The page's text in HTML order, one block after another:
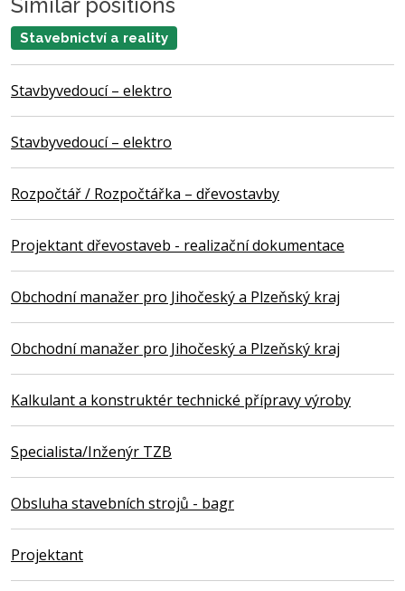
Stavebnictví a reality
Stavbyvedoucí – elektro
Stavbyvedoucí – elektro
Rozpočtář / Rozpočtářka – dřevostavby
Projektant dřevostaveb - realizační dokumentace
Obchodní manažer pro Jihočeský a Plzeňský kraj
Obchodní manažer pro Jihočeský a Plzeňský kraj
Kalkulant a konstruktér technické přípravy výroby
Specialista/Inženýr TZB
Obsluha stavebních strojů - bagr
Projektant